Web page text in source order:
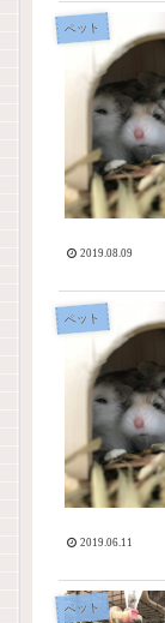
ペット
2019.08.09
ペット
2019.06.11
ペット